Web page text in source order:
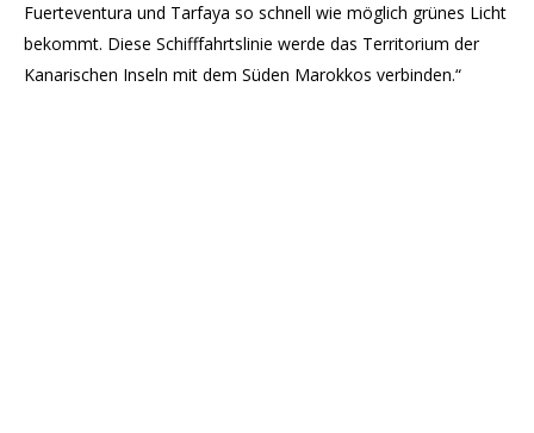
Fuerteventura und Tarfaya so schnell wie möglich grünes Licht
bekommt. Diese Schifffahrtslinie werde das Territorium der
Kanarischen Inseln mit dem Süden Marokkos verbinden.“